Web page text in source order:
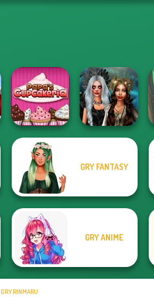
Papa's
Cupcakeria
Enchanted
GRY FANTASY
GRY ANIME
GRY RINMARU